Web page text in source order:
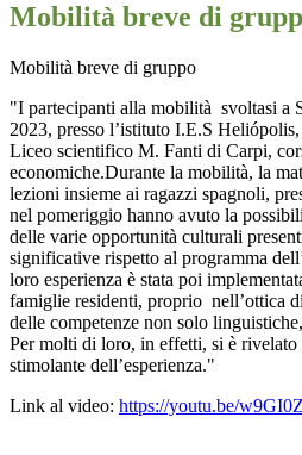
Mobilità breve di
Mobilità breve di gruppo
"I partecipanti alla mobilità svoltasi a
2023, presso l’istituto I.E.S
Liceo scientifico M. Fanti di Carpi,
economiche.Durante la mobilità, la
lezioni insieme ai ragazzi spagnoli,
nel pomeriggio hanno avuto la
delle varie opportunità culturali
significative rispetto al programma
loro esperienza è stata poi
famiglie residenti, proprio nell’ottica
delle competenze non solo
Per molti di loro, in effetti, si è rivelato
stimolante dell’esperienza."
Link al video: https://youtu.be/